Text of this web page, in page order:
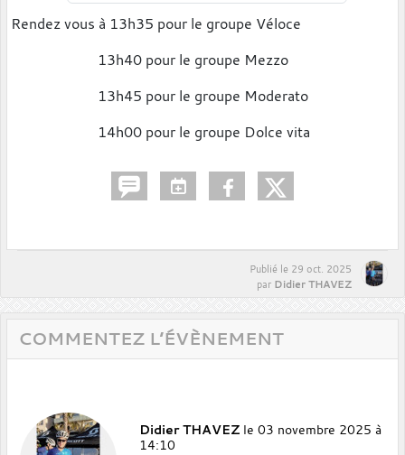
Rendez vous à 13h35 pour le groupe Véloce
13h40 pour le groupe Mezzo
13h45 pour le groupe Moderato
14h00 pour le groupe Dolce vita
Publié le 29 oct. 2025
par Didier THAVEZ
COMMENTEZ L’ÉVÈNEMENT
Didier THAVEZ le 03 novembre 2025 à
14:10